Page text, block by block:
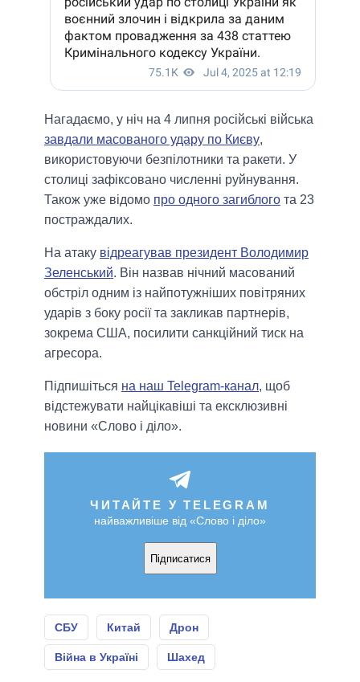
Нагадаємо, у ніч на 4 липня російські війська
завдали масованого удару по Києву,
використовуючи безпілотники та ракети. У
столиці зафіксовано численні руйнування.
Також уже відомо про одного загиблого та 23
постраждалих.
На атаку відреагував президент Володимир
Зеленський. Він назвав нічний масований
обстріл одним із найпотужніших повітряних
ударів з боку росії та закликав партнерів,
зокрема США, посилити санкційний тиск на
агресора.
Підпишіться на наш Telegram-канал, щоб
відстежувати найцікавіші та ексклюзивні
новини «Слово і діло».
ЧИТАЙТЕ У TELEGRAM
найважливіше від «Слово і діло»
Підписатися
СБУ Китай Дрон
Війна в Україні Шахед